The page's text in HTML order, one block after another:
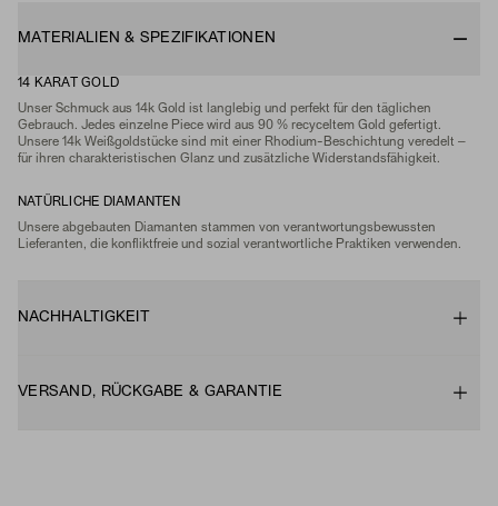
MATERIALIEN & SPEZIFIKATIONEN
14 KARAT GOLD
Unser Schmuck aus 14k Gold ist langlebig und perfekt für den täglichen
Gebrauch. Jedes einzelne Piece wird aus 90 % recyceltem Gold gefertigt.
Unsere 14k Weißgoldstücke sind mit einer Rhodium-Beschichtung veredelt –
für ihren charakteristischen Glanz und zusätzliche Widerstandsfähigkeit.
NATÜRLICHE DIAMANTEN
Unsere abgebauten Diamanten stammen von verantwortungsbewussten
Lieferanten, die konfliktfreie und sozial verantwortliche Praktiken verwenden.
NACHHALTIGKEIT
VERSAND, RÜCKGABE & GARANTIE